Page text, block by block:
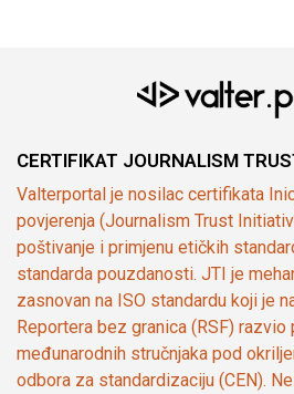
CERTIFIKAT JOURNALISM
Valterportal je nosilac certifikata
povjerenja (Journalism Trust
poštivanje i primjenu etičkih
standarda pouzdanosti. JTI je
zasnovan na ISO standardu koji je
Reportera bez granica (RSF) razvio
međunarodnih stručnjaka pod
odbora za standardizaciju (CEN).